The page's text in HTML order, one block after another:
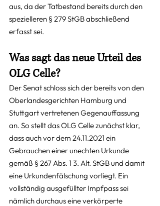
aus, da der Tatbestand bereits durch den
spezielleren § 279 StGB abschließend
erfasst sei.
Was sagt das neue Urteil des
OLG Celle?
Der Senat schloss sich der bereits von den
Oberlandesgerichten Hamburg und
Stuttgart vertretenen Gegenauffassung
an. So stellt das OLG Celle zunächst klar,
dass auch vor dem 24.11.2021 ein
Gebrauchen einer unechten Urkunde
gemäß § 267 Abs. 1 3. Alt. StGB und damit
eine Urkundenfälschung vorliegt. Ein
vollständig ausgefüllter Impfpass sei
nämlich durchaus eine verkörperte